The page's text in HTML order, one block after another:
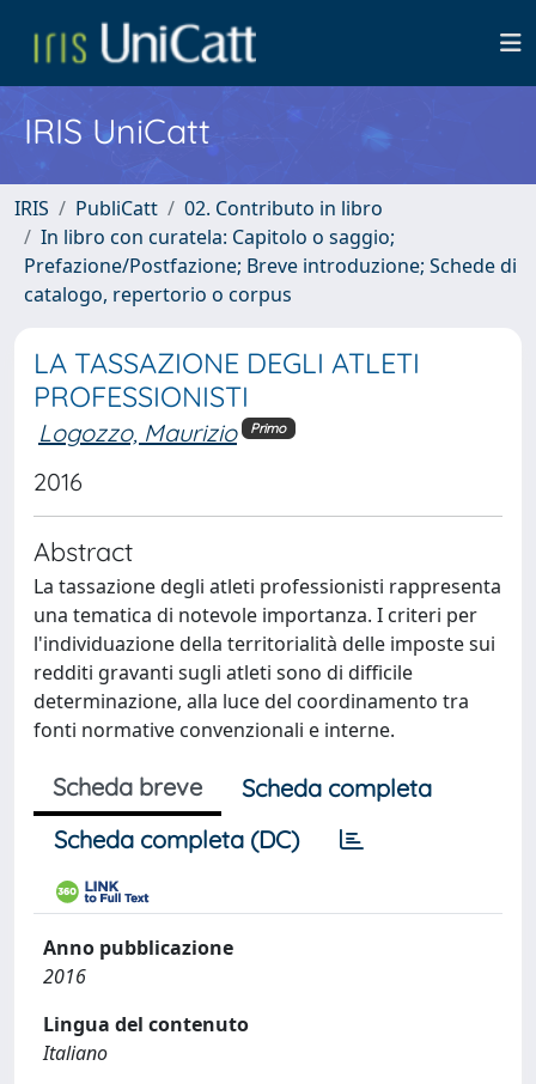
IRIS UniCatt
IRIS PubliCatt
02. Contributo in libro
In libro con curatela: Capitolo o saggio;
Prefazione/Postfazione; Breve introduzione; Schede di
catalogo, repertorio o corpus
LA TASSAZIONE DEGLI ATLETI
PROFESSIONISTI
Logozzo, Maurizio Primo
2016
Abstract
La tassazione degli atleti professionisti rappresenta
una tematica di notevole importanza. I criteri per
l'individuazione della territorialità delle imposte sui
redditi gravanti sugli atleti sono di difficile
determinazione, alla luce del coordinamento tra
fonti normative convenzionali e interne.
Scheda breve
Scheda completa
Scheda completa (DC)
Anno pubblicazione
2016
Lingua del contenuto
Italiano